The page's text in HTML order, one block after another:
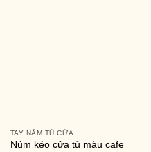
TAY NẮM TỦ CỬA
Núm kéo cửa tủ màu cafe